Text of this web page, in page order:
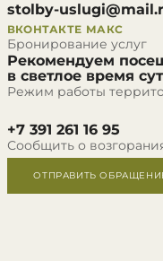
stolby-
ВКОНТАКТЕ МАКС
Бронирование услуг
Рекомендуем
в светлое время
Режим работы
+7 391 261 16 95
Сообщить о
ОТПРАВИТЬ